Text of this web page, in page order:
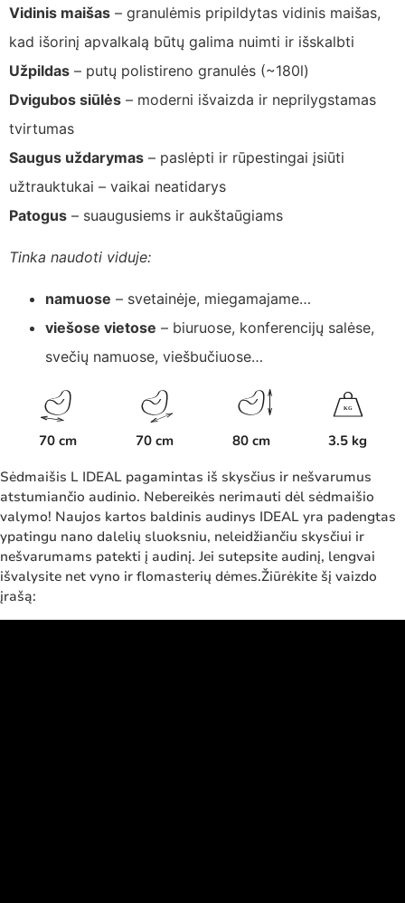
Vidinis maišas – granulėmis pripildytas vidinis maišas,
kad išorinį apvalkalą būtų galima nuimti ir išskalbti
Užpildas – putų polistireno granulės (~180l)
Dvigubos siūlės – moderni išvaizda ir neprilygstamas
tvirtumas
Saugus uždarymas – paslėpti ir rūpestingai įsiūti
užtrauktukai – vaikai neatidarys
Patogus – suaugusiems ir aukštaūgiams
Tinka naudoti viduje:
namuose – svetainėje, miegamajame…
viešose vietose – biuruose, konferencijų salėse,
svečių namuose, viešbučiuose…
70 cm 70 cm 80 cm
KG
3.5 kg
Sėdmaišis L IDEAL pagamintas iš skysčius ir nešvarumus
atstumiančio audinio. Nebereikės nerimauti dėl sėdmaišio
valymo! Naujos kartos baldinis audinys IDEAL yra padengtas
ypatingu nano dalelių sluoksniu, neleidžiančiu skysčiui ir
nešvarumams patekti į audinį. Jei sutepsite audinį, lengvai
išvalysite net vyno ir flomasterių dėmes.Žiūrėkite šį vaizdo
įrašą: